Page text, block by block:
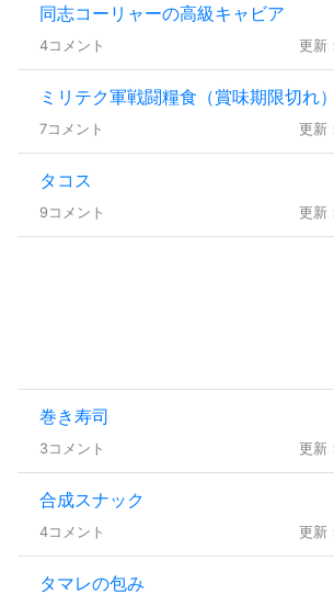
同志コーリャーの高級キャビア
4コメント 更新
ミリテク軍戦闘糧食（賞味期限切れ）
7コメント 更新
タコス
9コメント 更新
巻き寿司
3コメント 更新
合成スナック
4コメント 更新
タマレの包み